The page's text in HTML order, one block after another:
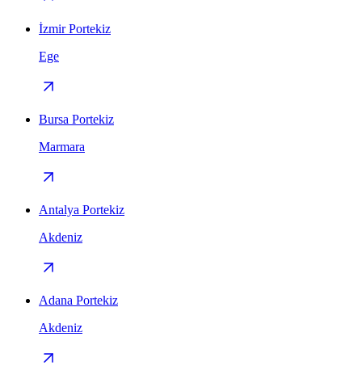
İzmir Portekiz
Ege
Bursa Portekiz
Marmara
Antalya Portekiz
Akdeniz
Adana Portekiz
Akdeniz